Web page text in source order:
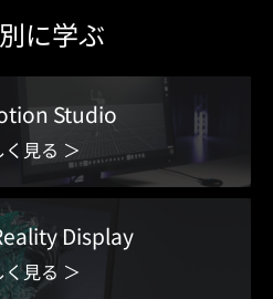
に学ぶ
Studio
見る ＞
Display
見る ＞